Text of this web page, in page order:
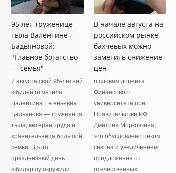
95 лет труженице
тыла Валентине
Бадьяновой:
"Главное богатство
— семья"
7 августа свой 95-летний
юбилей отметила
Валентина Евгеньевна
Бадьянова — труженица
тыла, ветеран труда и
хранительница большой
семьи. В этот
праздничный день
юбиляршу окружили
В начале августа на
российском рынке
бахчевых можно
заметить снижение
цен
о словам доцента
Финансового
университета при
Правительстве РФ
Дмитрия Морковкина,
это обусловлено пиком
сезона и увеличением
предложения от
отечественных